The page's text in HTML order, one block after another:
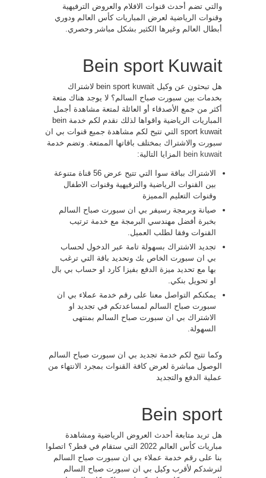
والتي تضم أحدث قنوات الافلام والعروض الترفيهية
وقنوات الرياضية لعرض المباريات كأس العالم ودوري
أبطال العالم وغيرها الكثير بشكل مباشر وحصري.
Bein sport Kuwait
هل تبحثون عن وكيل bein sport kuwait لاشتراك
بخدمات بين سبورت صباح السالم؟ لا يوجد هناك متعة
أكثر من جمع الأصدقاء أو العائلة لمتعة مشاهدة أجمل
المباريات الرياضية واقواها لذلك نقدم لكم خدمة bein
sport kuwait التي تتيح لكم مشاهدة جميع قنوات بي ان
سبورت والاشتراك بمختلف باقاتها الممتعة. وتضم خدمة
bein kuwait المزايا التالية:
الاشتراك بباقة سوا التي تتيح عرض 56 قناة متنوعة
بين القنوات الرياضية والترفيهية وقنوات الاطفال
وقنوات التعليم المميزة
صيانة وبرمجة رسيفر بي ان سبورت صباح السالم
بخبرة أفضل مهندسي البرمجة مع خدمة ترتيب
القنوات وفقا لطلب العميل.
تجديد الاشتراك بسهولة تامة عبر الدخول لحساب
بي ان سبورت الخاص بك وتحديد باقة التي ترغب
بها مع تحديد ميزة الدفع بفيزا كارد او حساب بي بال
او تحويل بنكي.
يمكنكم التواصل معنا على رقم خدمة عملاء بي ان
سبورت صباح السالم لمساعدتكم في تجديد او
الاشتراك بي ان سبورت صباح السالم بمنتهى
السهولة.
وكما تتيح لكم خدمة تجديد بي ان سبورت صباح السالم
الوصول مباشرة لعرض كافة القنوات بمجرد الانتهاء من
عملية الدفع والتجديد
Bein sport
هل تريد متابعة أحدث العروض الرياضية ومشاهدة
مباريات كأس العالم 2022 التي ستقام في قطر؟ اتصلوا
بنا على رقم خدمة عملاء بي ان سبورت صباح السالم
لنرشدكم لأقرب وكيل بي ان سبورت صباح السالم